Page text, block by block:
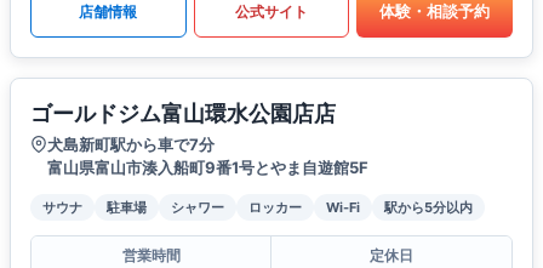
店舗情報 公式サイト 体験・相談予約
ゴールドジム富山環水公園店店
犬島新町駅から車で7分
富山県富山市湊入船町9番1号とやま自遊館5F
サウナ 駐車場 シャワー ロッカー Wi-Fi 駅から5分以内
営業時間
定休日